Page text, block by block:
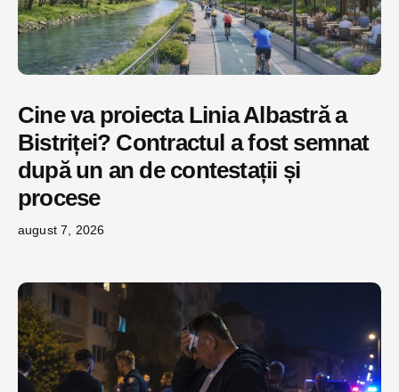
Cine va proiecta Linia Albastră a
Bistriței? Contractul a fost semnat
după un an de contestații și
procese
august 7, 2026